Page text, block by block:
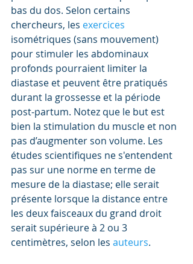
bas du dos. Selon certains
chercheurs, les exercices
isométriques (sans mouvement)
pour stimuler les abdominaux
profonds pourraient limiter la
diastase et peuvent être pratiqués
durant la grossesse et la période
post-partum. Notez que le but est
bien la stimulation du muscle et non
pas d’augmenter son volume. Les
études scientifiques ne s'entendent
pas sur une norme en terme de
mesure de la diastase; elle serait
présente lorsque la distance entre
les deux faisceaux du grand droit
serait supérieure à 2 ou 3
centimètres, selon les auteurs.